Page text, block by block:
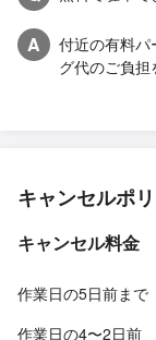
A
付近の有料パ
グ代のご負担
キャンセルポ
キャンセル料金
作業日の5日前まで
作業日の4〜2日前